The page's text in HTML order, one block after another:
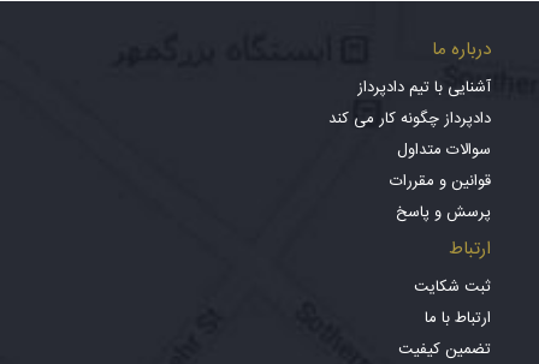
درباره ما
آشنایی با تیم دادپرداز
دادپرداز چگونه کار می کند
سوالات متداول
قوانین و مقررات
پرسش و پاسخ
ارتباط
ثبت شکایت
ارتباط با ما
تضمین کیفیت